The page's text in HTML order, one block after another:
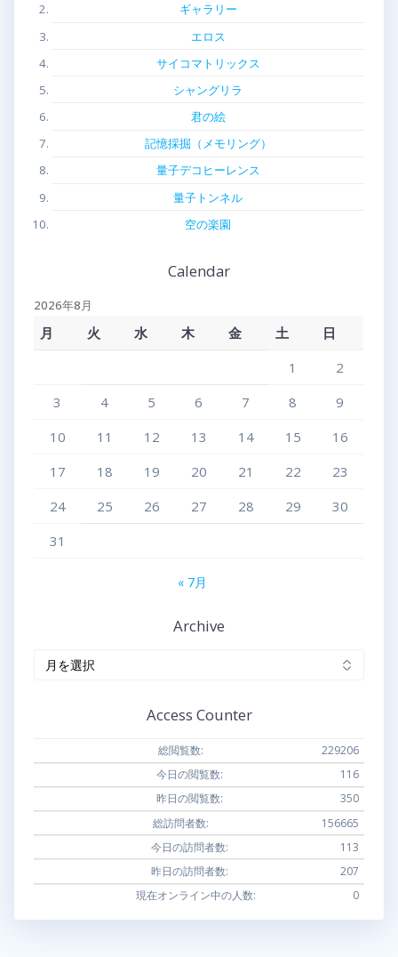
ギャラリー
エロス
サイコマトリックス
シャングリラ
君の絵
記憶採掘（メモリング）
量子デコヒーレンス
量子トンネル
空の楽園
Calendar
2026年8月
月 火 水 木 金 土
日
1
2
3
4 5 6 7 8
9
10
11 12 13 14 15
16
17
18 19 20 21 22
23
24
25 26 27 28 29
30
31
« 7月
Archive
Access Counter
229206
総閲覧数:
116
今日の閲覧数:
350
昨日の閲覧数:
156665
総訪問者数:
113
今日の訪問者数:
207
昨日の訪問者数:
0
現在オンライン中の人数: